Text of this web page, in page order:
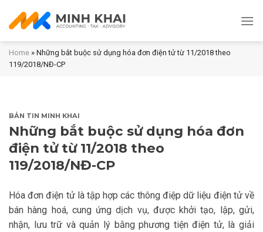
Home » Những bắt buộc sử dụng hóa đơn điện tử từ 11/2018 theo
119/2018/NĐ-CP
BẢN TIN MINH KHAI
Những bắt buộc sử dụng hóa đơn
điện tử từ 11/2018 theo
119/2018/NĐ-CP
Hóa đơn điện tử là tập hợp các thông điệp dữ liệu điện tử về
bán hàng hoá, cung ứng dịch vụ, được khởi tạo, lập, gửi,
nhận, lưu trữ và quản lý bằng phương tiện điện tử, là giải